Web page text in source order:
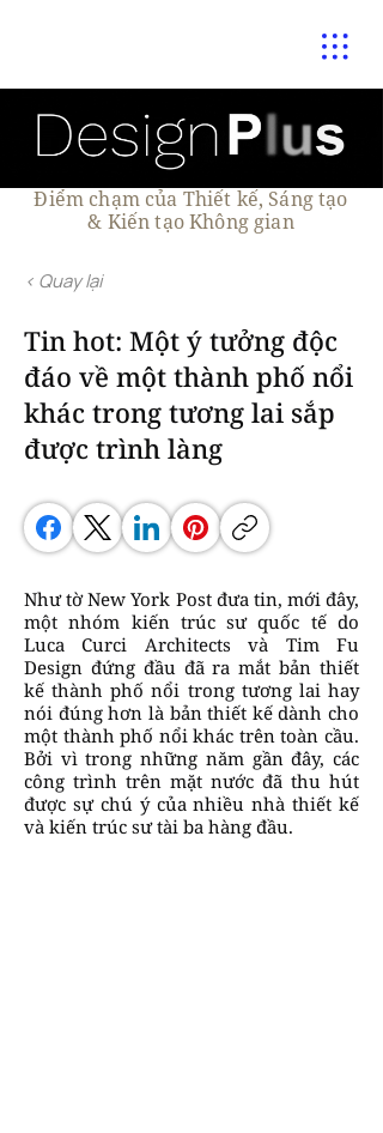
Điểm chạm của Thiết kế, Sáng tạo
& Kiến tạo Không gian
< Quay lại
Tin hot: Một ý tưởng độc
đáo về một thành phố nổi
khác trong tương lai sắp
được trình làng
Như tờ New York Post đưa tin, mới đây,
một nhóm kiến ​​trúc sư quốc tế do
Luca Curci Architects và Tim Fu
Design đứng đầu đã ra mắt bản thiết
kế thành phố nổi trong tương lai hay
nói đúng hơn là bản thiết kế dành cho
một thành phố nổi khác trên toàn cầu.
Bởi vì trong những năm gần đây, các
công trình trên mặt nước đã thu hút
được sự chú ý của nhiều nhà thiết kế
và kiến ​​trúc sư tài ba hàng đầu.